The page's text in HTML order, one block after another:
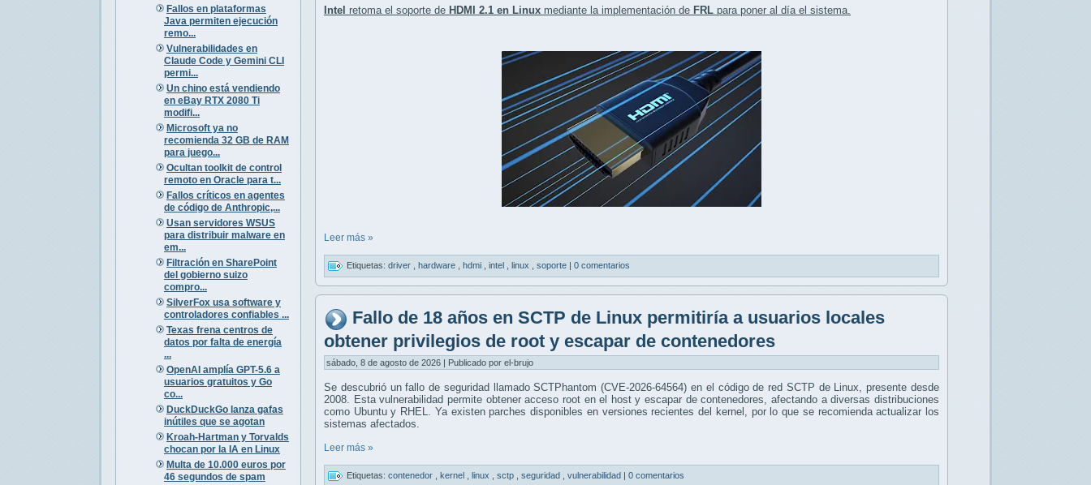
Fallos en plataformas
Java permiten ejecución
remo...
Vulnerabilidades en
Claude Code y Gemini CLI
permi...
Un chino está vendiendo
en eBay RTX 2080 Ti
modifi...
Microsoft ya no
recomienda 32 GB de RAM
para juego...
Ocultan toolkit de control
remoto en Oracle para t...
Fallos críticos en agentes
de código de Anthropic,...
Usan servidores WSUS
para distribuir malware en
em...
Filtración en SharePoint
del gobierno suizo
compro...
SilverFox usa software y
controladores confiables ...
Texas frena centros de
datos por falta de energía
...
OpenAI amplía GPT-5.6 a
usuarios gratuitos y Go
co...
DuckDuckGo lanza gafas
inútiles que se agotan
Kroah-Hartman y Torvalds
chocan por la IA en Linux
Multa de 10.000 euros por
46 segundos de spam
Intel retoma el soporte de HDMI 2.1 en Linux mediante la implementación de FRL para poner al día el sistema.
Leer más »
Etiquetas: driver hardware hdmi intel linux soporte 0 comentarios
Fallo de 18 años en SCTP de Linux permitiría a usuarios locales
obtener privilegios de root y escapar de contenedores
sábado, 8 de agosto de 2026 | Publicado por el-brujo
Se descubrió un fallo de seguridad llamado SCTPhantom (CVE-2026-64564) en el código de red SCTP de Linux, presente desde
2008. Esta vulnerabilidad permite obtener acceso root en el host y escapar de contenedores, afectando a diversas distribuciones
como Ubuntu y RHEL. Ya existen parches disponibles en versiones recientes del kernel, por lo que se recomienda actualizar los
sistemas afectados.
Leer más »
Etiquetas: contenedor kernel linux sctp seguridad vulnerabilidad | 0 comentarios